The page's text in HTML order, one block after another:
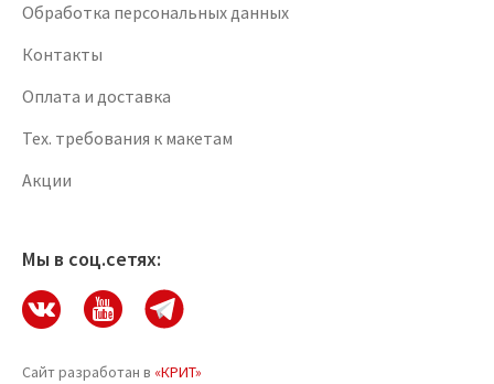
Обработка персональных данных
Контакты
Оплата и доставка
Тех. требования к макетам
Акции
Мы в соц.сетях:
Сайт разработан в «КРИТ»